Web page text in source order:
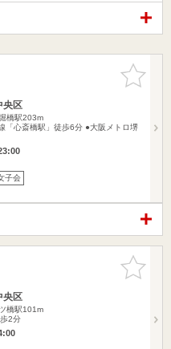
お気に入
りに追加
央区
橋駅203m
「心斎橋駅」徒歩6分 ●大阪メトロ堺
子会
お気に入
りに追加
央区
橋駅101m
2分